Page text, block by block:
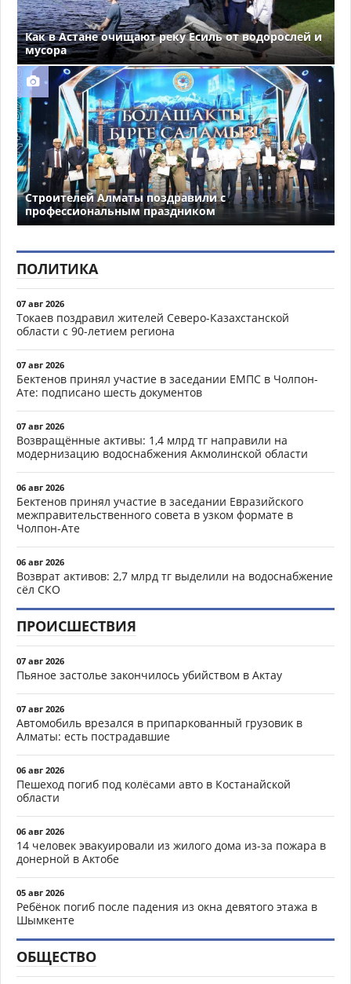
Как в Астане очищают реку Есиль от водорослей и
мусора
Строителей Алматы поздравили с
профессиональным праздником
ПОЛИТИКА
07 авг 2026
Токаев поздравил жителей Северо-Казахстанской
области с 90-летием региона
07 авг 2026
Бектенов принял участие в заседании ЕМПС в Чолпон-
Ате: подписано шесть документов
07 авг 2026
Возвращённые активы: 1,4 млрд тг направили на
модернизацию водоснабжения Акмолинской области
06 авг 2026
Бектенов принял участие в заседании Евразийского
межправительственного совета в узком формате в
Чолпон-Ате
06 авг 2026
Возврат активов: 2,7 млрд тг выделили на водоснабжение
сёл СКО
ПРОИСШЕСТВИЯ
07 авг 2026
Пьяное застолье закончилось убийством в Актау
07 авг 2026
Автомобиль врезался в припаркованный грузовик в
Алматы: есть пострадавшие
06 авг 2026
Пешеход погиб под колёсами авто в Костанайской
области
06 авг 2026
14 человек эвакуировали из жилого дома из-за пожара в
донерной в Актобе
05 авг 2026
Ребёнок погиб после падения из окна девятого этажа в
Шымкенте
ОБЩЕСТВО